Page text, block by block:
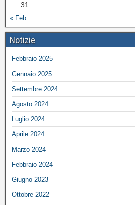
31
« Feb
Notizie
Febbraio 2025
Gennaio 2025
Settembre 2024
Agosto 2024
Luglio 2024
Aprile 2024
Marzo 2024
Febbraio 2024
Giugno 2023
Ottobre 2022